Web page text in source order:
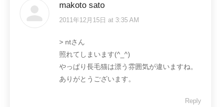
makoto sato
says:
2011年12月15日 at 3:35 AM
> ntさん
照れてしまいます(^_^)
やっぱり長毛猫は漂う雰囲気が違いますね。
ありがとうございます。
Reply